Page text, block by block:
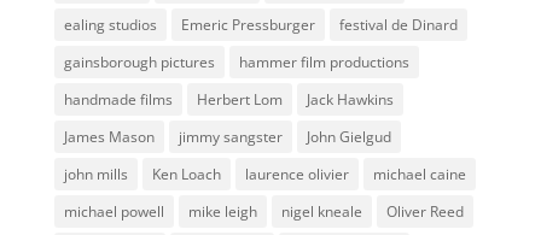
ealing studios
Emeric Pressburger
festival de Dinard
gainsborough pictures
hammer film productions
handmade films
Herbert Lom
Jack Hawkins
James Mason
jimmy sangster
John Gielgud
john mills
Ken Loach laurence olivier
michael caine
michael powell
mike leigh nigel kneale
Oliver Reed